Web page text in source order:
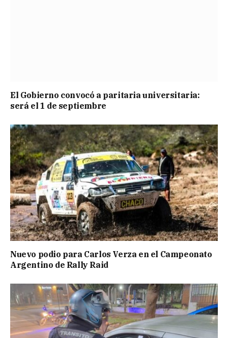
El Gobierno convocó a paritaria universitaria:
será el 1 de septiembre
Nuevo podio para Carlos Verza en el Campeonato
Argentino de Rally Raid